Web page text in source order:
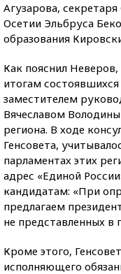
Агузарова,
Осетии Эльбруса
образования
Как пояснил
итогам
заместителем
Вячеславом
региона. В ходе
Генсовета,
парламентах этих
адрес «Единой
кандидатам: «При
предлагаем
не представленных в
Кроме этого,
исполняющего